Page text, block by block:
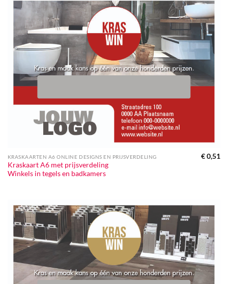
KRASKAARTEN A6 ONLINE DESIGNS EN PRIJSVERDELING
Kraskaart A6 met prijsverdeling
Winkels in tegels en badkamers
€0,51